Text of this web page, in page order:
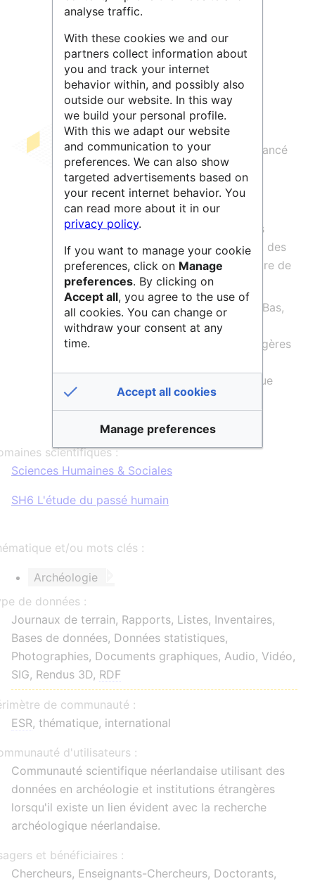
L'entrepôt Data Station Archaeology
lancé
en 2022 permet de conserver, trouver,
partager et publier des données
archéologiques en ligne.
Il est conçu pour répondre aux besoins
spécifiques de la communauté utilisant des
données en archéologie qui peuvent être de
natures diverses.
Il est principalement destiné aux Pays-Bas,
mais pas exclusivement. En effet, des
données provenant d'institutions étrangères
évident avec la recherche archéologique
néerlandaise.
scientifiques :
Sciences Humaines & Sociales
SH6 L'étude du passé humain
et/ou mots clés :
Archéologie
de données :
Journaux de terrain, Rapports, Listes, Inventaires,
Bases de données, Données statistiques,
Photographies, Documents graphiques, Audio, Vidéo,
SIG, Rendus 3D, RDF
de communauté :
ESR, thématique, international
d'utilisateurs :
Communauté scientifique néerlandaise utilisant des
données en archéologie et institutions étrangères
lorsqu'il existe un lien évident avec la recherche
archéologique néerlandaise.
et bénéficiaires :
Chercheurs, Enseignants-Chercheurs, Doctorants,
analyse traffic.
With these cookies we and our
partners collect information about
you and track your internet
behavior within, and possibly also
outside our website. In this way
we build your personal profile.
With this we adapt our website
and communication to your
preferences. We can also show
targeted advertisements based on
your recent internet behavior. You
can read more about it in our
privacy policy.
If you want to manage your cookie
preferences, click on Manage
preferences. By clicking on
Accept all, you agree to the use of
all cookies. You can change or
withdraw your consent at any
time.
Accept all cookies
Manage preferences